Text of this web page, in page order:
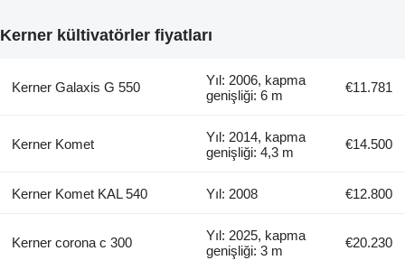
Kerner kültivatörler fiyatları
Kerner Galaxis G 550
Yıl: 2006, kapma
genişliği: 6 m
€11.781
Kerner Komet
Yıl: 2014, kapma
genişliği: 4,3 m
€14.500
Kerner Komet KAL 540 Yıl: 2008 €12.800
Kerner corona c 300
Yıl: 2025, kapma
genişliği: 3 m
€20.230